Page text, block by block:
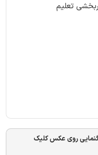
روی عکس کلیک